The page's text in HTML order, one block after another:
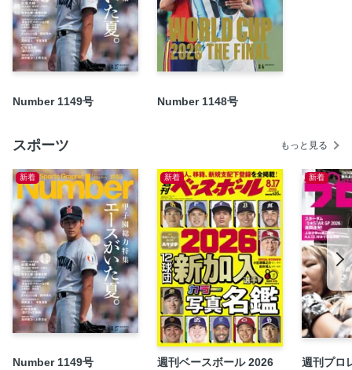
コナッツブラウン
松岡修造「“人のために生きる”幸せ。幸吉さんの人生に学ぼ
う！」
SCORE CARD INTERVIEW BASEBALL 文●佐藤春佳 川端
プリンス”がグラウンドに別れ
白谷柱誠ジャック 心優しき“怪物”は高校生。エゴを身につ
SCORE CARD INTERVIEW RUGBY リーチ マイケル キ
ャプテンじゃないから、試合の準備がすごく楽でした
SCORE CARD INTERVIEW BOXING 小國以載 ダブルノ
ックダウンの末の勝利。実は“持ってる男”の野望
海外の現場から MLB 文●四竈衛 NBA 文●宮地陽子 F1
文●尾張正博
BEYOND THE GAME 藤島大「それでもブラジルは“エベレ
スト”である」
次号予告＆編集後記
CATCH THE NEWS
Number 1149号 Number 1148号
スポーツ もっと見る
新着
Number 1149号
新着
週刊ベースボール 2026
新着
週刊プロ